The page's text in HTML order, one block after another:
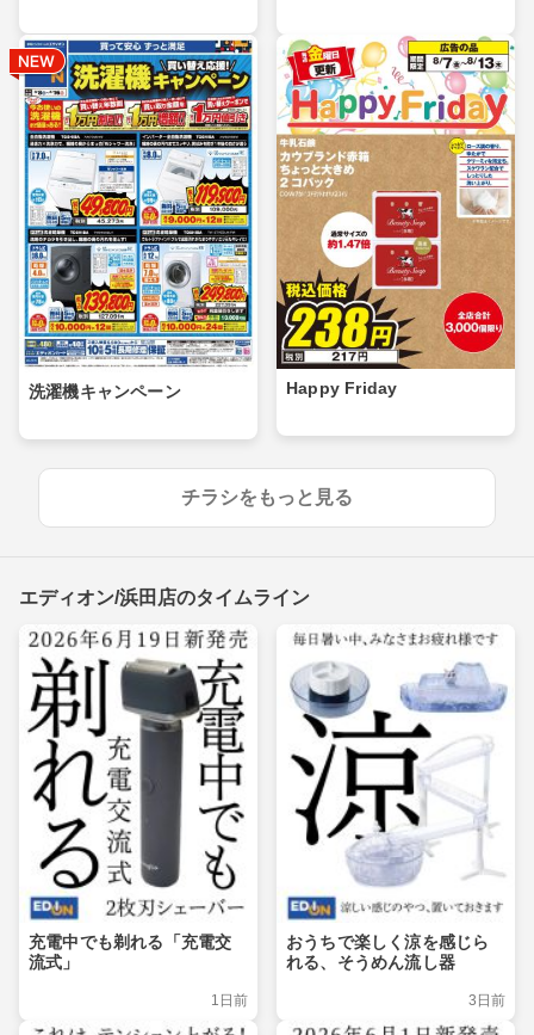
洗濯機キャンペーン Happy Friday
チラシをもっと見る
エディオン/浜田店のタイムライン
充電中でも剃れる「充電交
流式」
1日前
おうちで楽しく涼を感じら
れる、そうめん流し器
3日前